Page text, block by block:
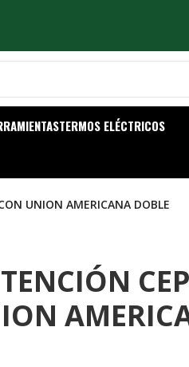
TERMOS ELÉCTRICOS
UNION AMERICANA DOBLE